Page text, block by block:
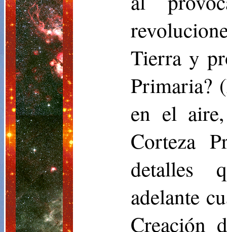
Tierra y
Primaria?
en el
Corteza
detalles
adelante
Creación